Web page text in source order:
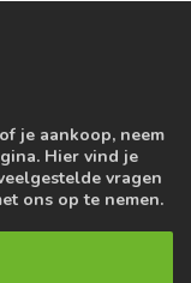
je aankoop, neem
Hier vind je
vragen
ons op te nemen.